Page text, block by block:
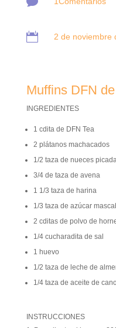
 2 de noviembre
Muffins DFN
INGREDIENTES
1 cdita de DFN Tea
2 plátanos machacados
1/2 taza de nueces
3/4 de taza de avena
1 1/3 taza de harina
1/3 taza de azúcar
2 cditas de polvo de
1/4 cucharadita de sal
1 huevo
1/2 taza de leche de
1/4 taza de aceite de
INSTRUCCIONES